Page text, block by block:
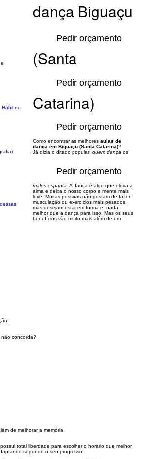
Pedir orçamento
Hábil no
Pedir orçamento
Pedir orçamento
Pedir orçamento
dança Biguaçu
(Santa
Catarina)
Como encontrar as melhores aulas de
dança em Biguaçu (Santa Catarina)?
Já dizia o ditado popular: quem dança os
males espanta . A dança é algo que eleva a
alma e deixa o nosso corpo e mente mais
leve. Muitas pessoas não gostam de fazer
musculação ou exercícios mais pesados,
mas desejam estar em forma e, nada
melhor que a dança para isso. Mas os seus
benefícios vão muito mais além de um
não concorda?
de melhorar a memória.
total liberdade para escolher o horário que melhor
segundo o seu progresso.